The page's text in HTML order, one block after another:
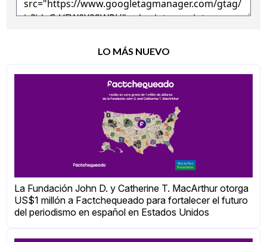
LO MÁS NUEVO
La Fundación John D. y Catherine T. MacArthur otorga
US$1 millón a Factchequeado para fortalecer el futuro
del periodismo en español en Estados Unidos